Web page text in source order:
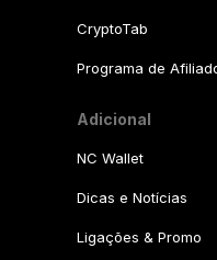
CryptoTab
Programa de
Adicional
NC Wallet
Dicas e Notícias
Ligações & Promo